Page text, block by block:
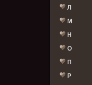
Л
М
Н
О
П
Р